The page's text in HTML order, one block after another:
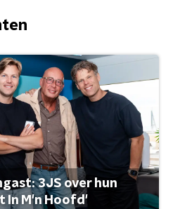
3JS over hun
In M'n Hoofd'